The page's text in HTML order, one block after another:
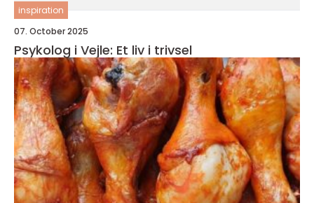
inspiration
07. October 2025
Psykolog i Vejle: Et liv i trivsel